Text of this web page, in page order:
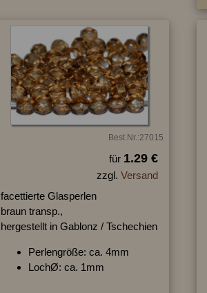
Best.Nr.:27015
für 1.29 €
zzgl. Versand
facettierte Glasperlen
braun transp.,
hergestellt in Gablonz / Tschechien
Perlengröße: ca. 4mm
LochØ: ca. 1mm